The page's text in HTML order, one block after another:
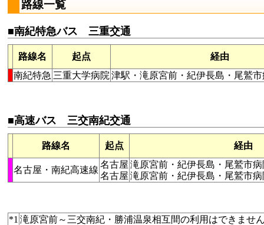
路線一覧
■南紀特急バス 三重交通
路線名 起点
経由
南紀特急 三重大学病院 津駅・滝原宮前・紀伊長島・尾鷲
■高速バス 三交南紀交通
路線名 起点 経由
名古屋・南紀高速線
名古屋
名古屋
滝原宮前・紀伊長島・尾鷲市
滝原宮前・紀伊長島・尾鷲市
*1 滝原宮前～三交南紀・勝浦温泉相互間の利用はできませ